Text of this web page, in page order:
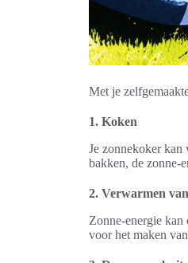
Met je
1. Koken
Je zonnekoker
bakken, de zonne-
2. Verwarmen
Zonne-energie
voor het maken